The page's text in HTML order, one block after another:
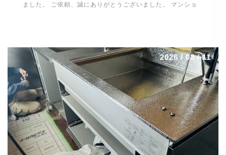
ました。 ご依頼、誠にありがとうございました。 マンショ
ありがとうございました。 河野電建 代表取締役 河野晋也
2026 / 03 / 11